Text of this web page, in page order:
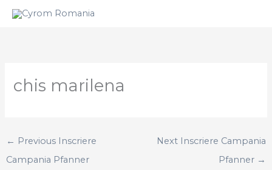
chis marilena
← Previous Inscriere
Campania Pfanner
Next Inscriere Campania
Pfanner →